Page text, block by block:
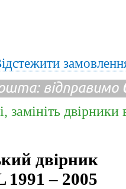
відправимо
двірники
двірник
– 2005